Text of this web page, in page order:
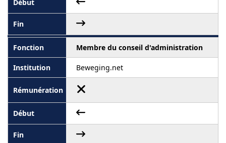
Membre du conseil d'administration
Beweging.net